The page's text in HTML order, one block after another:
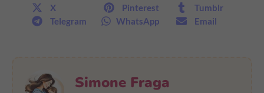
X
Pinterest
Tumblr
Telegram
WhatsApp Email
Simone Fraga